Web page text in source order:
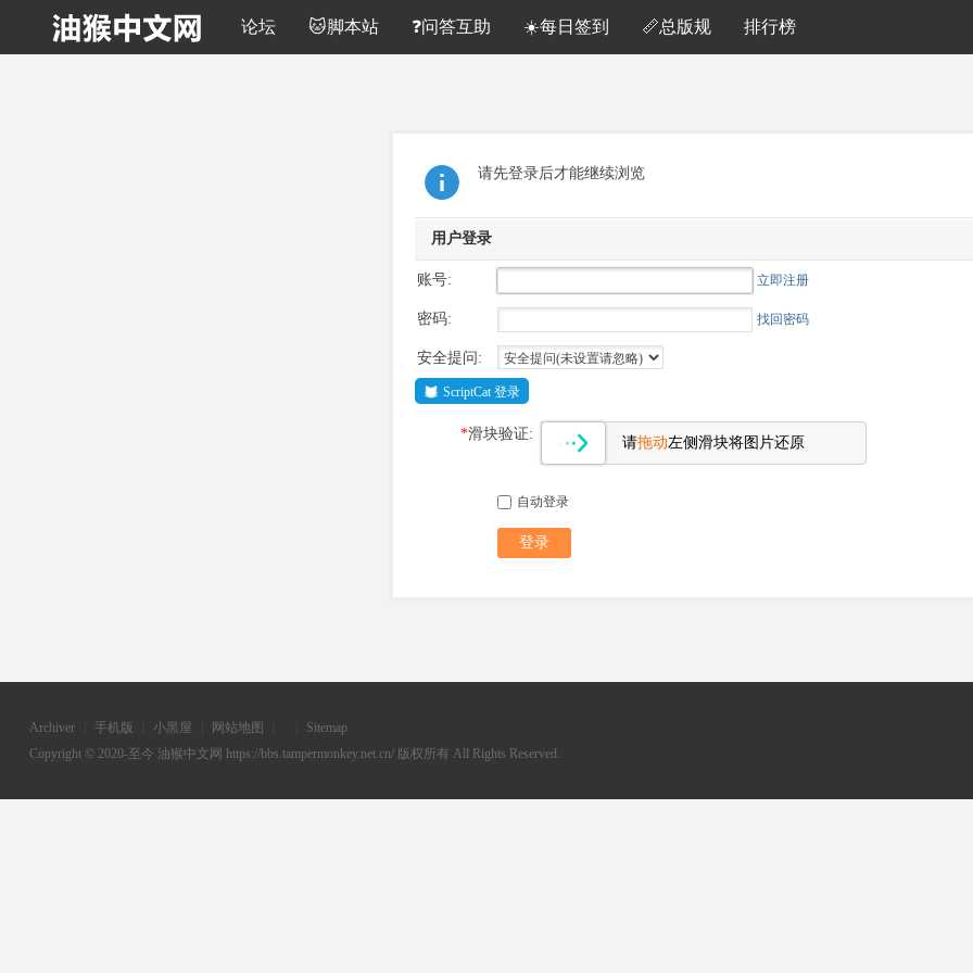
论坛 🐱脚本站 ❓问答互助 ☀️每日签到 📏总版规 排行榜
请先登录后才能继续浏览
用户登录
账号: 立即注册
密码: 找回密码
安全提问:
ScriptCat 登录
*滑块验证:
请拖动左侧滑块将图片还原
自动登录
登录
Archiver 手机版 小黑屋 网站地图
Sitemap
Copyright © 2020-至今 油猴中文网 https://bbs.tampermonkey.net.cn/ 版权所有 All Rights Reserved.